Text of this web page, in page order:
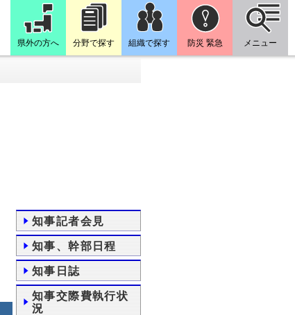
県外の方へ 分野で探す 組織で探す 防災 緊急 メニュー
知事記者会見
知事、幹部日程
知事日誌
知事交際費執行状
況